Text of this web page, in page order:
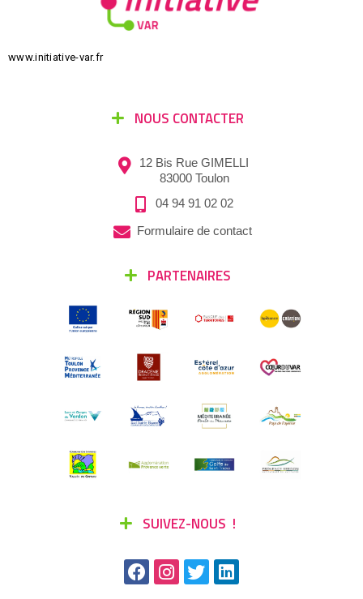
www.initiative-var.fr
NOUS CONTACTER
12 Bis Rue GIMELLI
83000 Toulon
04 94 91 02 02
Formulaire de contact
PARTENAIRES
SUIVEZ-NOUS !